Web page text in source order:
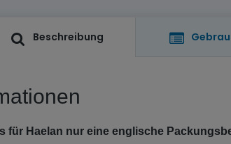
Beschreibung
für Haelan nur eine englische